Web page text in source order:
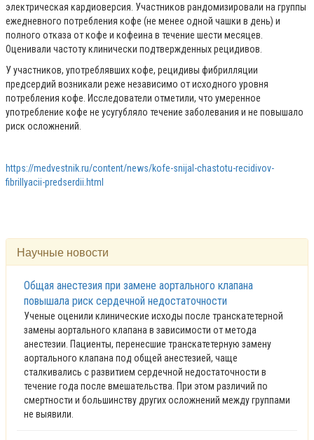
электрическая кардиоверсия. Участников рандомизировали на группы
ежедневного потребления кофе (не менее одной чашки в день) и
полного отказа от кофе и кофеина в течение шести месяцев.
Оценивали частоту клинически подтвержденных рецидивов.
У участников, употреблявших кофе, рецидивы фибрилляции
предсердий возникали реже независимо от исходного уровня
потребления кофе. Исследователи отметили, что умеренное
употребление кофе не усугубляло течение заболевания и не повышало
риск осложнений.
https://medvestnik.ru/content/news/kofe-snijal-chastotu-recidivov-
fibrillyacii-predserdii.html
Научные новости
Общая анестезия при замене аортального клапана
повышала риск сердечной недостаточности
Ученые оценили клинические исходы после транскатетерной
замены аортального клапана в зависимости от метода
анестезии. Пациенты, перенесшие транскатетерную замену
аортального клапана под общей анестезией, чаще
сталкивались с развитием сердечной недостаточности в
течение года после вмешательства. При этом различий по
смертности и большинству других осложнений между группами
не выявили.